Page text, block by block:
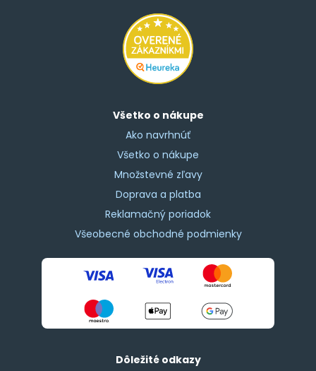
Všetko o nákupe
Ako navrhnúť
Všetko o nákupe
Množstevné zľavy
Doprava a platba
Reklamačný poriadok
Všeobecné obchodné podmienky
Dôležité odkazy